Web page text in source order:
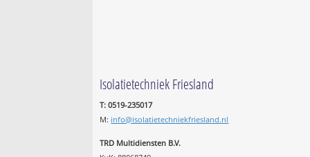
Isolatietechniek Friesland
T: 0519-235017
M: info@isolatietechniekfriesland.nl
TRD Multidiensten B.V.